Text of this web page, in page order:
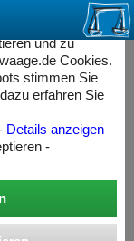
4-
20 / 50 g,
und zu
Cookies.
stimmen Sie
erfahren Sie
Details anzeigen
-